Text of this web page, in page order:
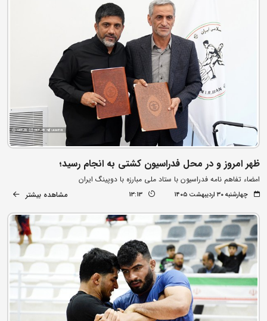
ظهر امروز و در محل فدراسیون کشتی به انجام رسید؛
امضاء تفاهم نامه فدراسیون با ستاد ملی مبارزه با دوپینگ ایران
چهارشنبه ۳۰ اردیبهشت ۱۴۰۵ 13:13 مشاهده بیشتر